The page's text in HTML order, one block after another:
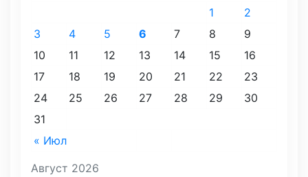
Август 2026
« Июл
1
2
3
4 5 6 7 8
9
10
11 12 13 14 15
16
17
18 19 20 21 22
23
24
25 26 27 28 29
30
31